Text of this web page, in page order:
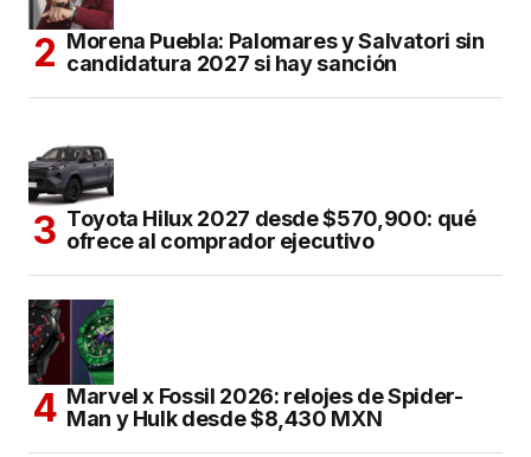
Morena Puebla: Palomares y Salvatori sin
candidatura 2027 si hay sanción
Toyota Hilux 2027 desde $570,900: qué
ofrece al comprador ejecutivo
Marvel x Fossil 2026: relojes de Spider-
Man y Hulk desde $8,430 MXN